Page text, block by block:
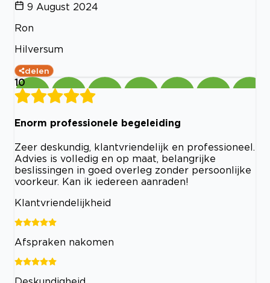
9 August 2024
Ron
Hilversum
delen
10
Enorm professionele begeleiding
Zeer deskundig, klantvriendelijk en professioneel.
Advies is volledig en op maat, belangrijke
beslissingen in goed overleg zonder persoonlijke
voorkeur. Kan ik iedereen aanraden!
Klantvriendelijkheid
Afspraken nakomen